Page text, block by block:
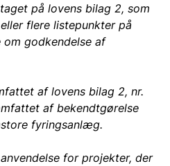
på lovens bilag 2, som
flere listepunkter på
godkendelse af
af lovens bilag 2, nr.
af bekendtgørelse
fyringsanlæg.
for projekter, der